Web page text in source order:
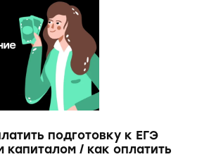
подготовку к ЕГЭ
капиталом / как оплатить